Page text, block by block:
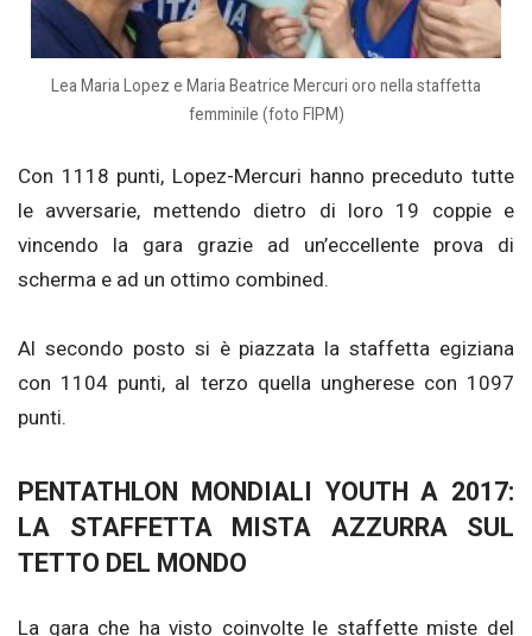
Lea Maria Lopez e Maria Beatrice Mercuri oro nella staffetta
femminile (foto FIPM)
Con 1118 punti, Lopez-Mercuri hanno preceduto tutte
le avversarie, mettendo dietro di loro 19 coppie e
vincendo la gara grazie ad un’eccellente prova di
scherma e ad un ottimo combined.
Al secondo posto si è piazzata la staffetta egiziana
con 1104 punti, al terzo quella ungherese con 1097
punti.
PENTATHLON MONDIALI YOUTH A 2017:
LA STAFFETTA MISTA AZZURRA SUL
TETTO DEL MONDO
La gara che ha visto coinvolte le staffette miste del